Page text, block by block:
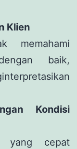
Klien
memahami
baik,
Kondisi
yang cepat